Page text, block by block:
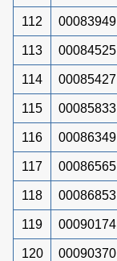
112 00083949
113 00084525
114 00085427
115 00085833
116 00086349
117 00086565
118 00086853
119 00090174
120 00090370